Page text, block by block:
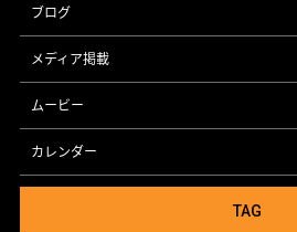
ブログ
メディア掲載
ムービー
カレンダー
TAG